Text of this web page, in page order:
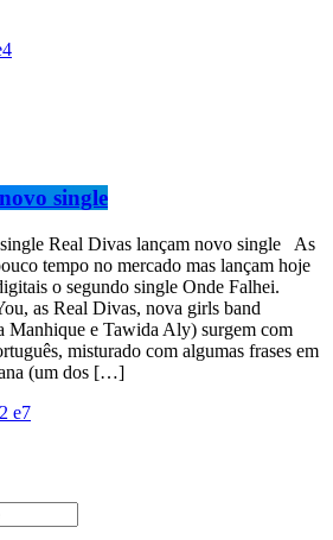
4
single
Real Divas lançam novo single As
tempo no mercado mas lançam hoje
o segundo single Onde Falhei.
as Real Divas, nova girls band
Manhique e Tawida Aly) surgem com
misturado com algumas frases em
(um dos […]
2 7